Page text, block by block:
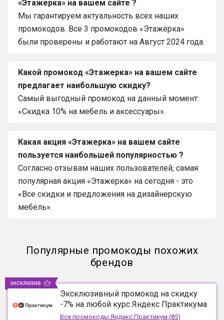
«Этажерка» на вашем сайте ?
Мы гарантируем актуальность всех наших
промокодов. Все 3 промокодов «Этажерка»
были проверены и работают на Август 2024 года.
Какой промокод «Этажерка» на вашем сайте
предлагает наибольшую скидку?
Самый выгодный промокод на данный момент:
«Скидка 10% на мебель и аксессуары».
Какая акция «Этажерка» на вашем сайте
пользуется наибольшей популярностью ?
Согласно отзывам наших пользователей, самая
популярная акция «Этажерка» на сегодня - это
«Все скидки и предложения на дизайнерскую
мебель».
Популярные промокоды похожих
брендов
Эксклюзивный промокод на скидку
-7% на любой курс Яндекс Практикума
Все промокоды Яндекс Практикум (85)
эксклюзив